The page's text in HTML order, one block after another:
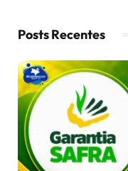
Posts Recentes